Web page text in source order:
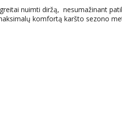
nuimti diržą, nesumažinant
komfortą karšto sezono